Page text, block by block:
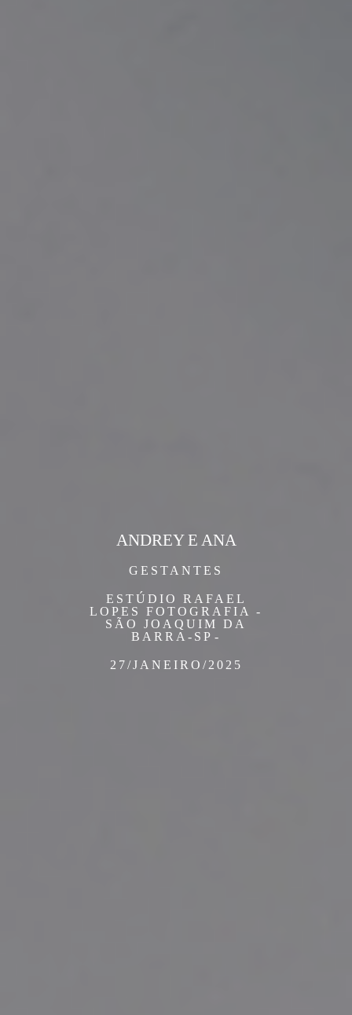
GESTANTES
ESTÚDIO RAFAEL
LOPES FOTOGRAFIA -
SÃO JOAQUIM DA
BARRA-SP
27/JANEIRO/2025
ANDREY E ANA